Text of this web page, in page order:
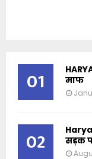
01
माफ
02
सड़क